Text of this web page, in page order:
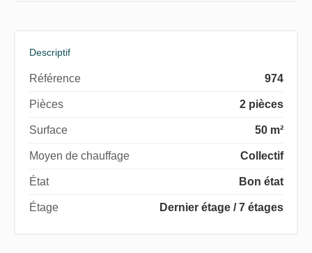
Descriptif
Référence 974
Pièces 2 pièces
Surface 50 m²
Moyen de chauffage Collectif
État Bon état
Étage Dernier étage / 7 étages